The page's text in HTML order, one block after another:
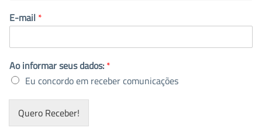
E-mail *
Ao informar seus dados: *
Eu concordo em receber comunicações
Quero Receber!